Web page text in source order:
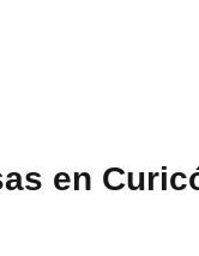
en